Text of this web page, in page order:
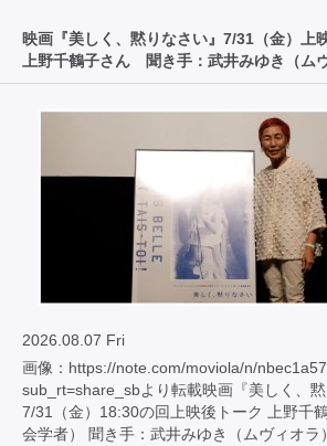
映画『美しく、黙りなさい』7/31（金）上
上野千鶴子さん 聞き手：武井みゆき（ム
2026.08.07 Fri
画像：https://note.com/moviola/n/
sub_rt=share_sbより転載映画『美しく、黙
7/31（金）18:30の回上映後トーク 上野千
会学者） 聞き手：武井みゆき（ムヴィオラ